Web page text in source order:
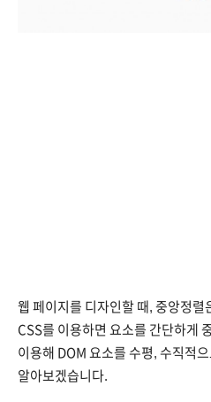
웹 페이지를 디자인할 때, 중앙정렬
CSS를 이용하면 요소를 간단하게
이용해 DOM 요소를 수평, 수직적
알아보겠습니다.